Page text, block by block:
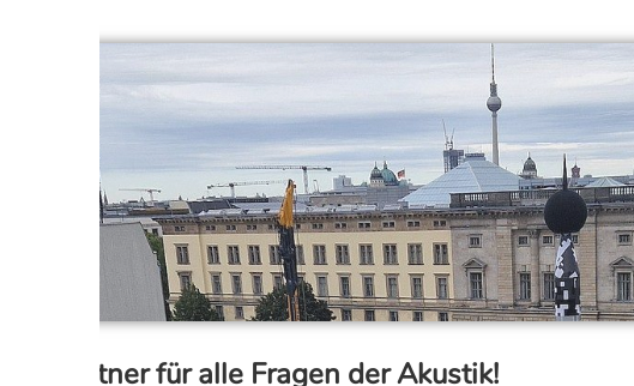
Ihr Partner für alle Fragen der Akustik!